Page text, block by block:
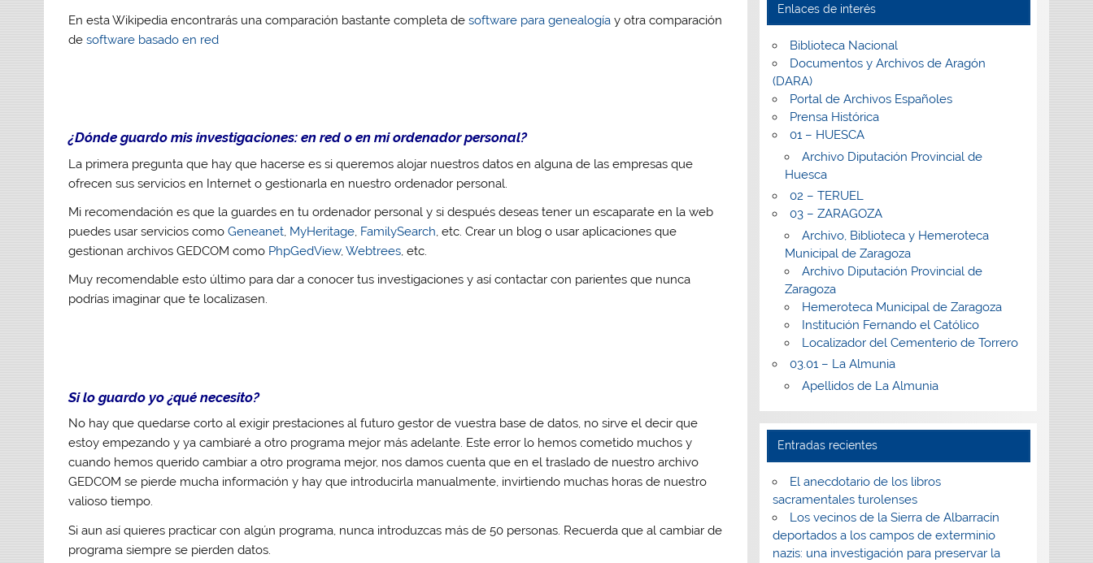
En esta Wikipedia encontrarás una comparación bastante completa desoftware para genealogía y otra comparación
desoftware basado en red
¿Dónde guardo mis investigaciones: en red o en mi ordenador personal?
La primera pregunta que hay que hacerse es si queremos alojar nuestros datos en alguna de las empresas que
ofrecen sus servicios en Internet o gestionarla en nuestro ordenador personal.
Mi recomendación es que la guardes en tu ordenador personal y si después deseas tener un escaparate en la web
puedes usar servicios comoGeneanet, MyHeritage, FamilySearch, etc. Crear un blog o usar aplicaciones que
gestionan archivos GEDCOM como PhpGedView,Webtrees, etc.
Muy recomendable esto último para dar a conocer tus investigaciones y así contactar con parientes que nunca
podrías imaginar que te localizasen.
Si lo guardo yo ¿qué necesito?
No hay que quedarse corto al exigir prestaciones al futuro gestor de vuestra base de datos, no sirve el decir que
estoy empezando y ya cambiaré a otro programa mejor más adelante. Este error lo hemos cometido muchos y
cuando hemos querido cambiar a otro programa mejor, nos damos cuenta que en el traslado de nuestro archivo
GEDCOM se pierde mucha información y hay que introducirla manualmente, invirtiendo muchas horas de nuestro
valioso tiempo.
Si aun así quieres practicar con algún programa, nunca introduzcas más de 50 personas. Recuerda que al cambiar de
programa siempre se pierden datos.
Enlaces de interés
Biblioteca Nacional
Documentos y Archivos de Aragón
(DARA)
Portal de Archivos Españoles
Prensa Histórica
01 – HUESCA
Archivo Diputación Provincial de
Huesca
02 – TERUEL
03 – ZARAGOZA
Archivo, Biblioteca y Hemeroteca
Municipal de Zaragoza
Archivo Diputación Provincial de
Zaragoza
Hemeroteca Municipal de Zaragoza
Institución Fernando el Católico
Localizador del Cementerio de Torrero
03.01 – La Almunia
Apellidos de La Almunia
Entradas recientes
El anecdotario de los libros
sacramentales turolenses
Los vecinos de la Sierra de Albarracín
deportados a los campos de exterminio
nazis: una investigación para preservar la